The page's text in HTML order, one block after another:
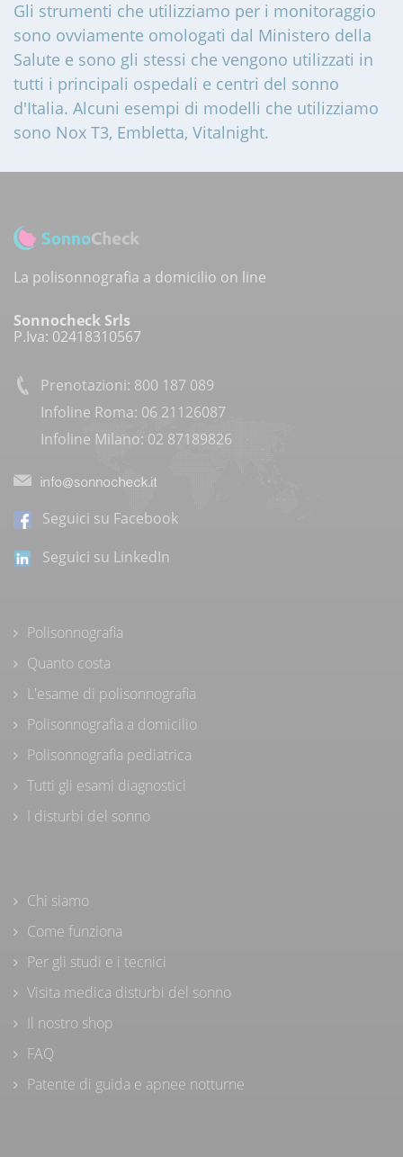
Gli strumenti che utilizziamo per i monitoraggio
sono ovviamente omologati dal Ministero della
Salute e sono gli stessi che vengono utilizzati in
tutti i principali ospedali e centri del sonno
d'Italia. Alcuni esempi di modelli che utilizziamo
sono Nox T3, Embletta, Vitalnight.
La polisonnografia a domicilio on line
Sonnocheck Srls
P.Iva: 02418310567
Prenotazioni: 800 187 089
Infoline Roma: 06 21126087
Infoline Milano: 02 87189826
Seguici su Facebook
Seguici su LinkedIn
Polisonnografia
Quanto costa
L'esame di polisonnografia
Polisonnografia a domicilio
Polisonnografia pediatrica
Tutti gli esami diagnostici
I disturbi del sonno
Chi siamo
Come funziona
Per gli studi e i tecnici
Visita medica disturbi del sonno
Il nostro shop
FAQ
Patente di guida e apnee notturne